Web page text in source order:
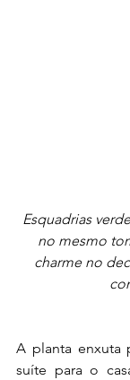
Esquadrias
no mesmo
charme no
A planta enxuta
suíte para o